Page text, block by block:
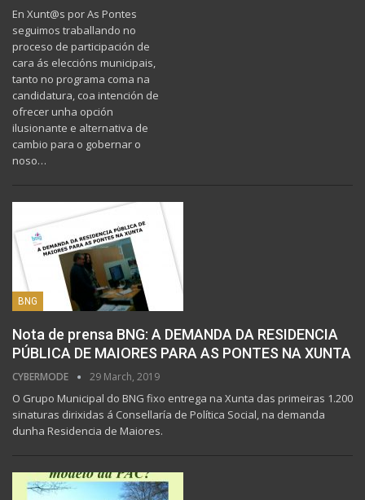
En Xunt@s por As Pontes
seguimos traballando no
proceso de participación de
cara ás eleccións municipais,
tanto no programa coma na
candidatura, coa intención de
ofrecer unha opción
ilusionante e alternativa de
cambio para o gobernar o
noso…
BNG
Nota de prensa BNG: A DEMANDA DA RESIDENCIA
PÚBLICA DE MAIORES PARA AS PONTES NA XUNTA
CYBERMODE 29 March, 2019
O Grupo Municipal do BNG fixo entrega na Xunta das primeiras 1.200
sinaturas dirixidas á Consellaría de Política Social, na demanda
dunha Residencia de Maiores.